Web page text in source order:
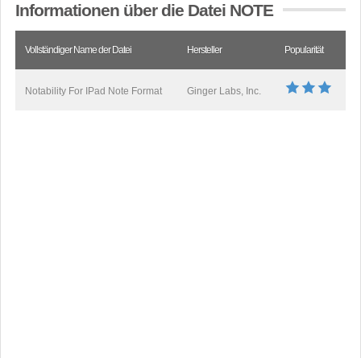
Informationen über die Datei NOTE
Vollständiger Name der Datei Hersteller Popularität
Notability For IPad Note Format Ginger Labs, Inc.